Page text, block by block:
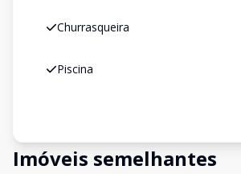
Churrasqueira
Piscina
Imóveis semelhantes